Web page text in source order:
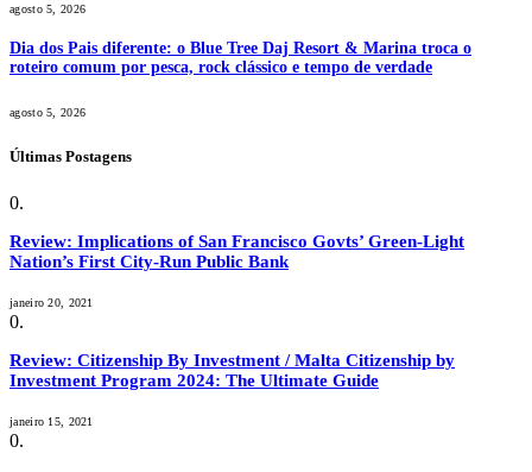
agosto 5, 2026
Dia dos Pais diferente: o Blue Tree Daj Resort & Marina troca o
roteiro comum por pesca, rock clássico e tempo de verdade
agosto 5, 2026
Últimas Postagens
Review: Implications of San Francisco Govts’ Green-Light
Nation’s First City-Run Public Bank
janeiro 20, 2021
Review: Citizenship By Investment / Malta Citizenship by
Investment Program 2024: The Ultimate Guide
janeiro 15, 2021